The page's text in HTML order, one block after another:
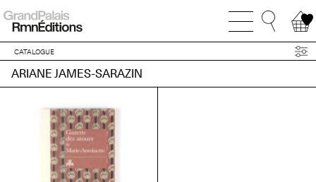
CATALOGUE
ARIANE JAMES-SARAZIN